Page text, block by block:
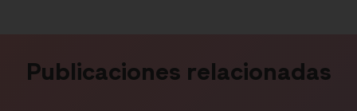
Publicaciones relacionadas